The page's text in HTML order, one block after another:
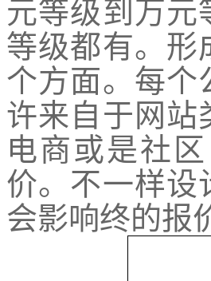
元等级到万元
等级都有。形
个方面。每个
许来自于网站
电商或是社
价。不一样设
会影响终的报